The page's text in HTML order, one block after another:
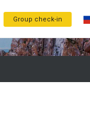
Group check-in